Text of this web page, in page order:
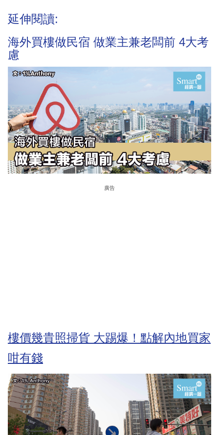
延伸閱讀:
海外買樓做民宿 做業主兼老闆前 4大考
慮
廣告
樓價幾貴照掃貨 大踢爆！點解內地買家
咁有錢